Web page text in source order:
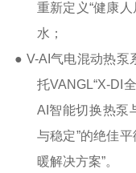
重新定义“健康
水；
● V-AI 气电混动热泵
托VANGL“X-DI
AI 智能切换热泵
与稳定”的绝佳
暖解决方案”。